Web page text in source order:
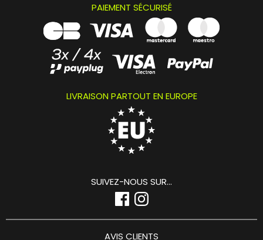
PAIEMENT SÉCURISÉ
LIVRAISON PARTOUT EN EUROPE
SUIVEZ-NOUS SUR...
AVIS CLIENTS